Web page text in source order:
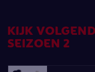
KIJK
SEIZOEN 2